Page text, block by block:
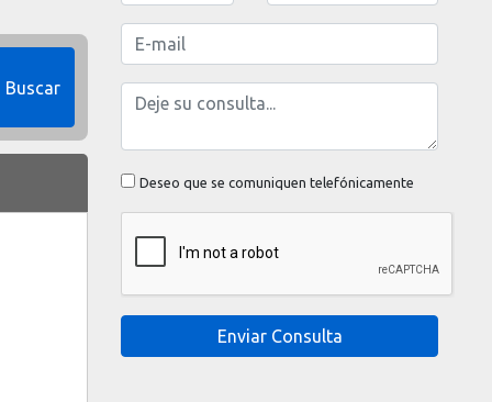
Buscar
Deseo que se comuniquen telefónicamente
Enviar Consulta